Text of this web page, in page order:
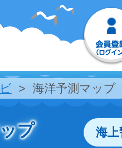
海洋予測マップ
プ 海